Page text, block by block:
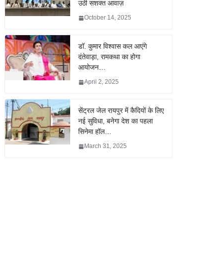
उठी सशक्त आवाज़
October 14, 2025
डॉ. कुमार विश्वास कल आएंगे
दंतेवाड़ा, रामकथा का होगा
आयोजन…
April 2, 2025
सेंट्रल जेल रायपुर में कैदियों के लिए
नई सुविधा, बनेगा देश का पहला
सिनेमा हॉल…
March 31, 2025